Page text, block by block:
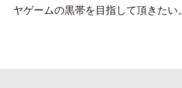
ヤゲームの黒帯を目指して頂きたい。